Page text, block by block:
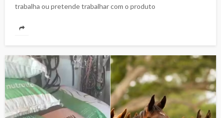
trabalha ou pretende trabalhar com o produto